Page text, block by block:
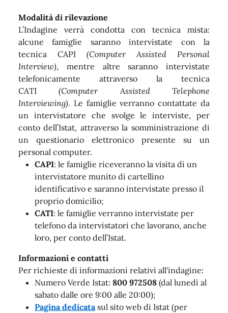
Modalità di rilevazione
L’Indagine verrà condotta con tecnica mista:
alcune famiglie saranno intervistate con la
tecnica CAPI (Computer Assisted Personal
Interview), mentre altre saranno intervistate
telefonicamente attraverso la tecnica
CATI(Computer Assisted Telephone
Interviewing). Le famiglie verranno contattate da
un intervistatore che svolge le interviste, per
conto dell’Istat, attraverso la somministrazione di
un questionario elettronico presente su un
personal computer.
CAPI: le famiglie riceveranno la visita di un
intervistatore munito di cartellino
identificativo e saranno intervistate presso il
proprio domicilio;
CATI: le famiglie verranno intervistate per
telefono da intervistatori che lavorano, anche
loro, per conto dell’Istat.
Informazioni e contatti
Per richieste di informazioni relativi all'indagine:
Numero Verde Istat: 800 972508 (dal lunedì al
sabato dalle ore 9:00 alle 20:00);
Pagina dedicata sul sito web di Istat (per